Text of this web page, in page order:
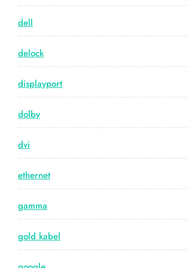
dell
delock
displayport
dolby
dvi
ethernet
gamma
gold kabel